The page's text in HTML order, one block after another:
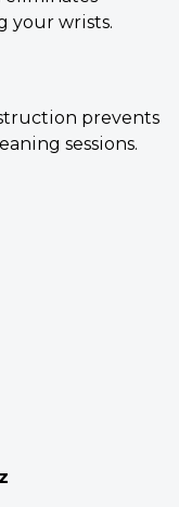
your wrists.
prevents
sessions.